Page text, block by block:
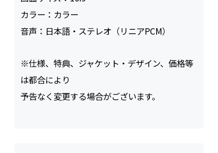
カラー： カラー
音声： 日本語・ステレオ（リニアPCM）
※仕様、特典、ジャケット・デザイン、価格等
は都合により
予告なく変更する場合がございます。